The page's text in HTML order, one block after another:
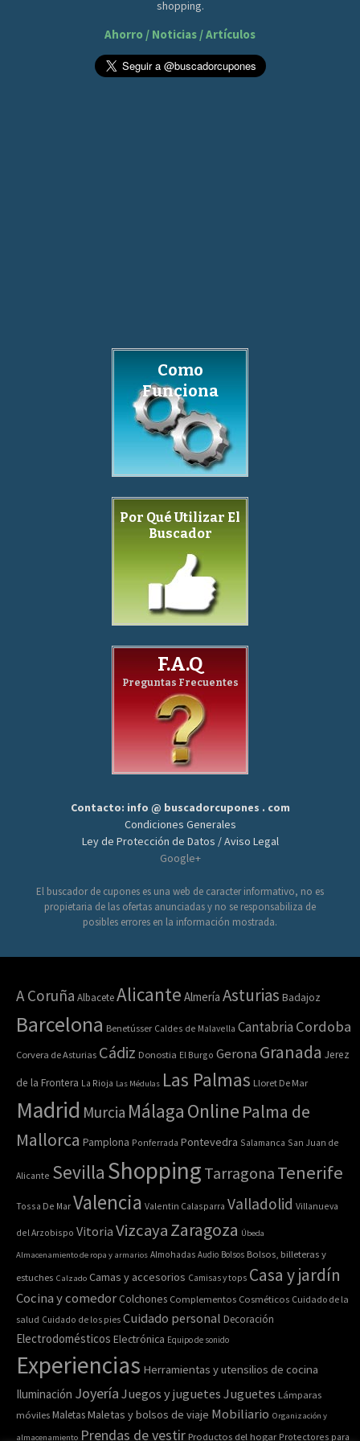
shopping.
Ahorro / Noticias / Artículos
Como
Funciona
Por Qué Utilizar El
Buscador
F.A.Q
Preguntas Frecuentes
Contacto: info @ buscadorcupones . com
Condiciones Generales
Ley de Protección de Datos / Aviso Legal
Google+
El buscador de cupones es una web de caracter informativo, no es
propietaria de las ofertas anunciadas y no se responsabiliza de
posibles errores en la información mostrada.
A Coruña AlbaceteAlicante Almería Asturias Badajoz
Barcelona Benetússer Caldes de Malavella Cantabria Cordoba
Corvera de Asturias Cádiz Donostia El Burgo Gerona Granada Jerez
de la Frontera La Rioja Las Médulas Las Palmas Lloret De Mar
Madrid Murcia Málaga Online Palma de
Mallorca Pamplona Ponferrada Pontevedra Salamanca San Juan de
Alicante Sevilla Shopping Tarragona Tenerife
Tossa De Mar Valencia Valentin Calasparra Valladolid Villanueva
del Arzobispo Vitoria VizcayaZaragoza Úbeda
Almacenamiento de ropa y armarios Almohadas Audio Bolsos Bolsos, billeteras y
estuches Calzado Camas y accesorios Camisas y tops Casa y jardín
Cocina y comedor Colchones Complementos Cosméticos Cuidado de la
salud Cuidado de los pies Cuidado personal Decoración
Electrodomésticos Electrónica Equipo de sonido
Experiencias Herramientas y utensilios de cocina
Iluminación Joyería Juegos y juguetes Juguetes Lámparas
móviles MaletasMaletas y bolsos de viaje Mobiliario Organización y
almacenamiento Prendas de vestir Productos del hogar Protectores para